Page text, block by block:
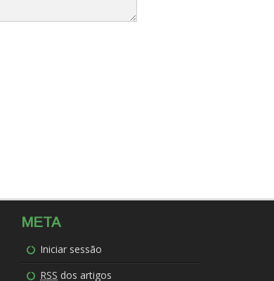
META
Iniciar sessão
RSS dos artigos